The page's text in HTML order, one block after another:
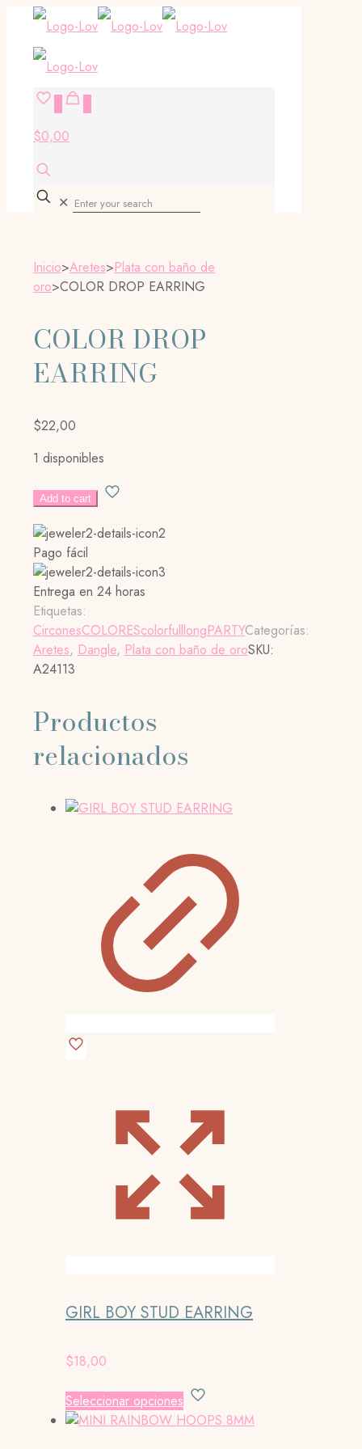
$0,00
✕
Inicio>Aretes>Plata con baño de
oro>COLOR DROP EARRING
COLOR DROP
EARRING
$22,00
1 disponibles
COLOR
DROP
EARRING
cantidad
Add to cart
Pago fácil
Entrega en 24 horas
Etiquetas:
CirconesCOLOREScolorfulllongPARTYCategorías:
Aretes, Dangle, Plata con baño de oroSKU:
A24113
Productos
relacionados
GIRL BOY STUD EARRING
$18,00
Seleccionar opciones Este
producto
tiene